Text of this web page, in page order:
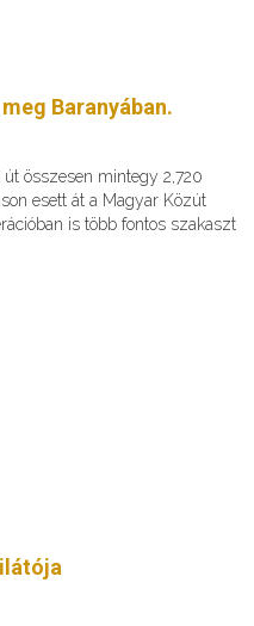
Baranyában.
összesen mintegy 2,720
esett át a Magyar Közút
is több fontos szakaszt